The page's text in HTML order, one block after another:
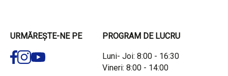
URMĂREȘTE-NE PE PROGRAM DE LUCRU
Luni- Joi: 8:00 - 16:30
Vineri: 8:00 - 14:00